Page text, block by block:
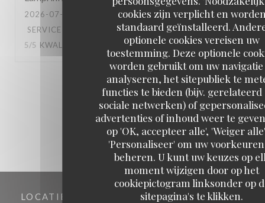
cookies zijn verplicht en
standaard geïnstalleerd.
optionele cookies vereisen uw
toestemming. Deze optionele
worden gebruikt om uw
analyseren, het sitepubliek te
functies te bieden (bijv. gerelateerd
sociale netwerken) of
advertenties of inhoud weer te
op 'OK, accepteer alle', 'Weiger
'Personaliseer' om uw
beheren. U kunt uw keuzes op
moment wijzigen door op het
cookiepictogram linksonder op
sitepagina's te klikken.
2026-07-16
- 18:00 - GASTEN 4
SERVICE
ATMOSFEER: 5/5 KEUKEN:
5/5 KWALITEIT / PRIJS 3/5
2 3
LOCATIE